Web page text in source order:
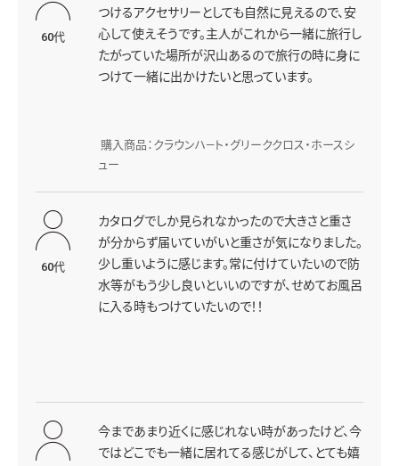
60代
つけるアクセサリーとしても自然に見えるので、安
心して使えそうです。主人がこれから一緒に旅行し
たがっていた場所が沢山あるので旅行の時に身に
つけて一緒に出かけたいと思っています。
購入商品：クラウンハ―ト・グリーククロス・ホースシ
ュー
60代
カタログでしか見られなかったので大きさと重さ
が分からず届いていがいと重さが気になりました。
少し重いように感じます。常に付けていたいので防
水等がもう少し良いといいのですが、せめてお風呂
に入る時もつけていたいので！！
今まであまり近くに感じれない時があったけど、今
ではどこでも一緒に居れてる感じがして、とても嬉